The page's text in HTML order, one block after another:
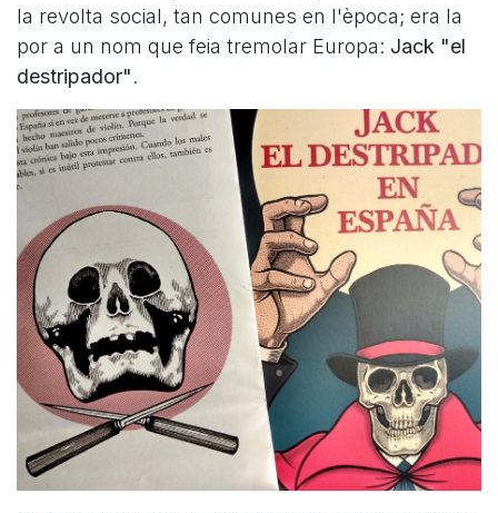
la revolta social, tan comunes en l'època; era la
por a un nom que feia tremolar Europa: Jack "el
destripador".